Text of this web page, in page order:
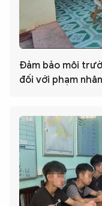
Đảm bảo môi
đối với phạm